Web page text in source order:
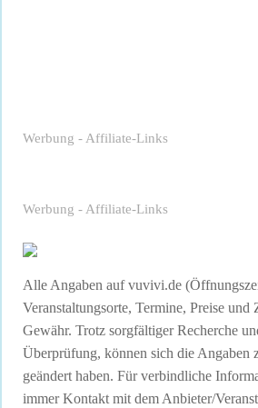
Werbung - Affiliate-Links
Werbung - Affiliate-Links
Alle Angaben auf vuvivi.de
Veranstaltungsorte, Termine, Preise und
Gewähr. Trotz sorgfältiger Recherche
Überprüfung, können sich die Angaben
geändert haben. Für verbindliche
immer Kontakt mit dem Anbieter/